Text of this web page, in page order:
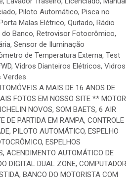
Piloto Automático, Pisca no
Malas Elétrico, Quitado, Rádio
Banco, Retrovisor Fotocrômico,
Sensor de Iluminação
de Temperatura Externa, Test
Vidros Dianteiros Elétricos, Vidros
Verdes
A MAIS DE 16 ANOS DE
FOTOS EM NOSSO SITE ** MOTOR
NOVOS, SOM BAETS, 6 AIR
DE PARTIDA EM RAMPA, CONTROLE
PILOTO AUTOMÁTICO, ESPELHO
ESPELHOS
ACENDIMENTO AUTOMÁTICO DE
DIGITAL DUAL ZONE, COMPUTADOR
BANCO DO MOTORISTA COM